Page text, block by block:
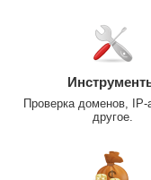
Проверка доменов, IP-
другое.